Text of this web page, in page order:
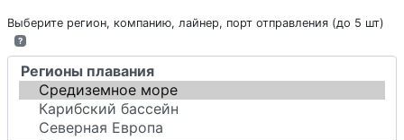
Выберите регион, компанию, лайнер, порт отправления (до 5 шт)
?